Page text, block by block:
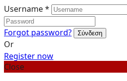
Username *
Forgot password?
Or
Register now
Close